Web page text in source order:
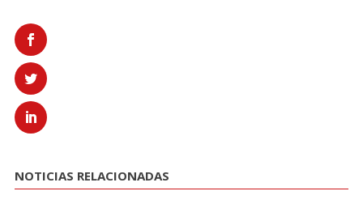
NOTICIAS RELACIONADAS